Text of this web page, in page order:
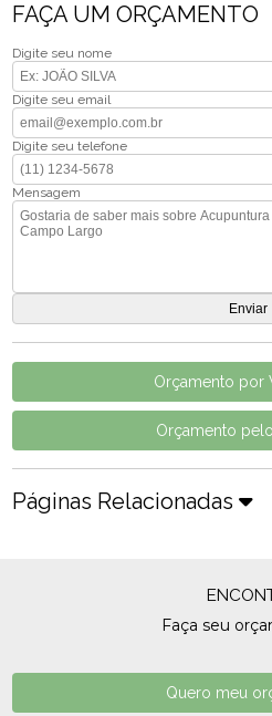
FAÇA UM ORÇAMENTO
Digite seu nome
Digite seu email
Digite seu telefone
Mensagem
Orçamento por
Orçamento
Páginas Relacionadas
Faça seu
Quero meu